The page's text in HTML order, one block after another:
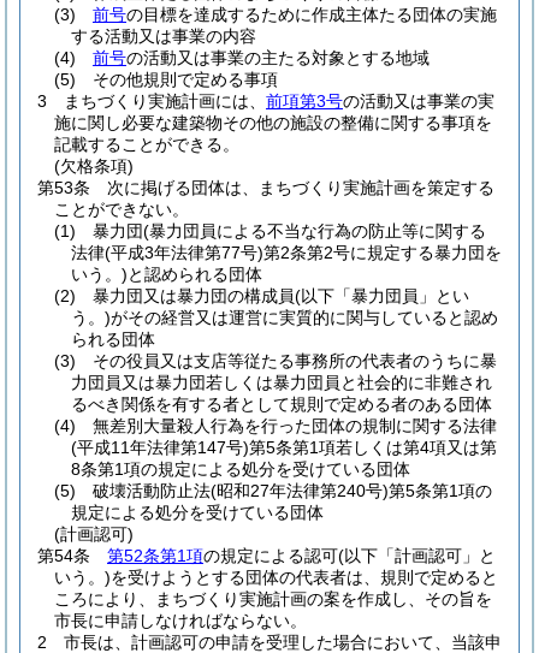
(3)
前号の目標を達成するために作成主体たる団体の実施
する活動又は事業の内容
(4)
前号の活動又は事業の主たる対象とする地域
(5)
その他規則で定める事項
3
まちづくり実施計画には、 前項第3号の活動又は事業の実
施に関し必要な建築物その他の施設の整備に関する事項を
記載することができる。
(欠格条項)
第53条
次に掲げる団体は、まちづくり実施計画を策定する
ことができない。
(1)
暴力団(暴力団員による不当な行為の防止等に関する
法律(平成3年法律第77号)第2条第2号に規定する暴力団を
いう。)と認められる団体
(2)
暴力団又は暴力団の構成員(以下「暴力団員」とい
う。)がその経営又は運営に実質的に関与していると認め
られる団体
(3)
その役員又は支店等従たる事務所の代表者のうちに暴
力団員又は暴力団若しくは暴力団員と社会的に非難され
るべき関係を有する者として規則で定める者のある団体
(4)
無差別大量殺人行為を行った団体の規制に関する法律
(平成11年法律第147号)第5条第1項若しくは第4項又は第
8条第1項の規定による処分を受けている団体
(5)
破壊活動防止法(昭和27年法律第240号)第5条第1項の
規定による処分を受けている団体
(計画認可)
第54条
第52条第1項の規定による認可(以下「計画認可」と
いう。)を受けようとする団体の代表者は、規則で定めると
ころにより、まちづくり実施計画の案を作成し、その旨を
市長に申請しなければならない。
2
市長は、計画認可の申請を受理した場合において、当該申